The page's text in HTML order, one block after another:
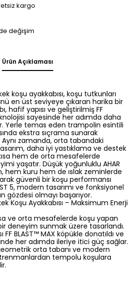
kargo
değişim
Ürün Açıklaması
koşu ayakkabısı, koşu tutkunları
en üst seviyeye çıkaran harika bir
hafif yapısı ve geliştirilmiş FF
sayesinde her adımda daha
Yerle temas eden trampolin esintili
ekstra sıçrama sunarak
Aynı zamanda, orta tabandaki
daha iyi yastıklama ve destek
hem de orta mesafelerde
yaşatır. Düşük yoğunluklu AHAR
hem kuru hem de ıslak zeminlerde
güvenli bir koşu performansı
5, modern tasarımı ve fonksiyonel
gözdesi olmayı başarıyor.
Koşu Ayakkabısı – Maksimum Enerji
ve orta mesafelerde koşu yapan
deneyim sunmak üzere tasarlandı.
BLAST™ MAX köpükle donatıldı ve
her adımda ileriye itici güç sağlar.
geometrik orta tabanı ve modern
tempolu koşulara